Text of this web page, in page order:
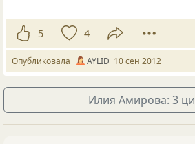
5 4
Опубликовала AYLID 10 сен 2012
Илия Амирова: 3